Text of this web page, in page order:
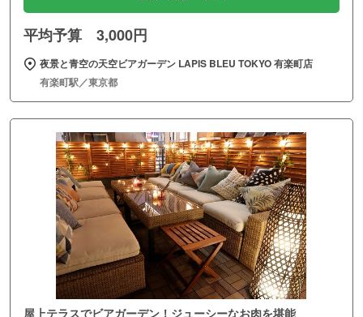
平均予算 3,000円
夜景と青空の天空ビアガーデン LAPIS BLEU TOKYO 有楽町店
有楽町駅／東京都
屋上テラスでビアガーデン！ジューシーなお肉を堪能